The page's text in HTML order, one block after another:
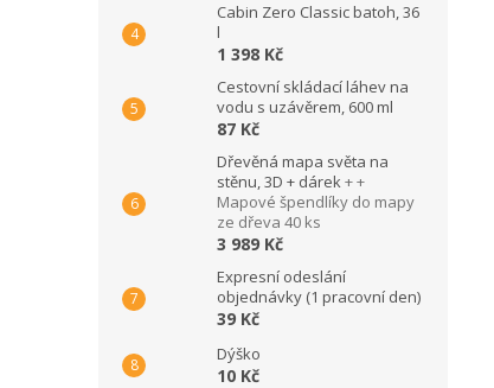
Cabin Zero Classic batoh, 36
l
1 398 Kč
Cestovní skládací láhev na
vodu s uzávěrem, 600 ml
87 Kč
Dřevěná mapa světa na
stěnu, 3D + dárek+ +
Mapové špendlíky do mapy
ze dřeva 40 ks
3 989 Kč
Expresní odeslání
objednávky (1 pracovní den)
39 Kč
Dýško
10 Kč